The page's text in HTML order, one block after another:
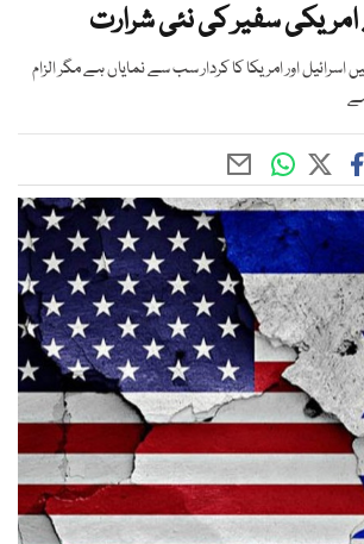
سفیر کی نئی شرارت
اور امریکا کا کردار سب سے نمایاں ہے مگر الزام